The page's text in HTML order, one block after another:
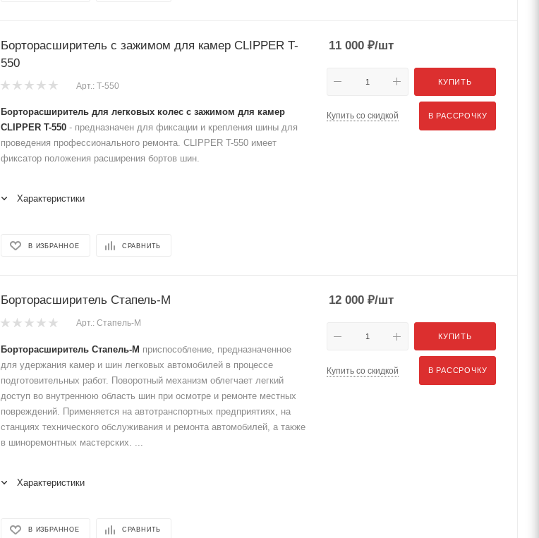
Борторасширитель с зажимом для камер CLIPPER T-
550
Арт.: Т-550
Борторасширитель для легковых колес с зажимом для камер
CLIPPER T-550 - предназначен для фиксации и крепления шины для
проведения профессионального ремонта. CLIPPER T-550 имеет
фиксатор положения расширения бортов шин.
Характеристики
В ИЗБРАННОЕ СРАВНИТЬ
11 000 ₽/шт
КУПИТЬ
Купить со скидкой В РАССРОЧКУ
Борторасширитель Стапель-М
Арт.: Стапель-М
Борторасширитель Стапель-М приспособление, предназначенное
для удержания камер и шин легковых автомобилей в процессе
подготовительных работ. Поворотный механизм облегчает легкий
доступ во внутреннюю область шин при осмотре и ремонте местных
повреждений. Применяется на автотранспортных предприятиях, на
станциях технического обслуживания и ремонта автомобилей, а также
в шиноремонтных мастерских. ...
Характеристики
В ИЗБРАННОЕ СРАВНИТЬ
12 000 ₽/шт
КУПИТЬ
Купить со скидкой В РАССРОЧКУ